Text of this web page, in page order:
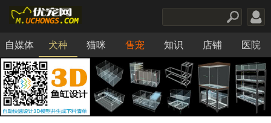
自媒体 犬种 猫咪 售宠 知识 店铺 医院
食品